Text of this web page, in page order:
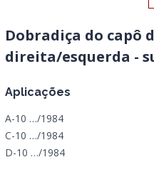
Dobradiça do capô
direita/esquerda -
Aplicações
A-10 …/1984
C-10 …/1984
D-10 …/1984